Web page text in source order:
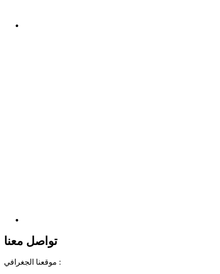
تواصل معنا
موقعنا الجغرافي :